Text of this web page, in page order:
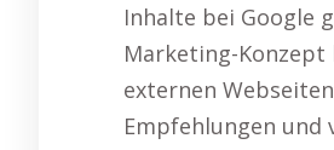
Inhalte bei Google
Marketing-Konzept
externen
Empfehlungen und